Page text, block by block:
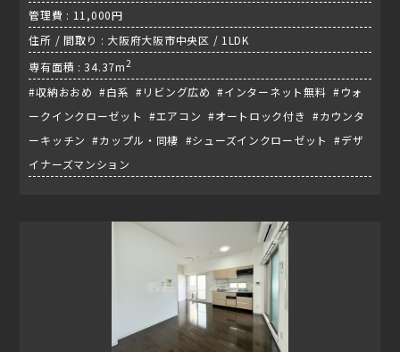
管理費 : 11,000円
住所 / 間取り : 大阪府大阪市中央区 / 1LDK
専有面積 : 34.37m2
#収納おおめ #白系 #リビング広め #インターネット無料 #ウォ
ークインクローゼット #エアコン #オートロック付き #カウンタ
ーキッチン #カップル・同棲 #シューズインクローゼット #デザ
イナーズマンション